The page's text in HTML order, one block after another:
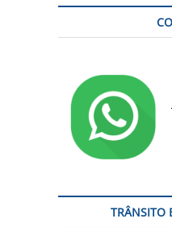
TRÂNSITO